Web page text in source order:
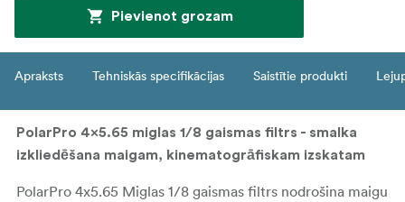
Pievienot grozam
Apraksts Tehniskās specifikācijas Saistītie produkti
PolarPro 4x5.65 miglas 1/8 gaismas filtrs - smalka
izkliedēšana maigam, kinematogrāfiskam izskatam
PolarPro 4x5.65 Miglas 1/8 gaismas filtrs nodrošina maigu